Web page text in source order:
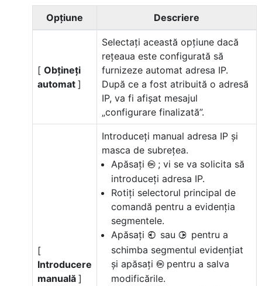
Opţiune Descriere
[ Obțineți
automat ]
Selectați această opțiune dacă
rețeaua este configurată să
furnizeze automat adresa IP.
După ce a fost atribuită o adresă
IP, va fi afișat mesajul
„configurare finalizată”.
[
Introducere
manuală ]
Introduceți manual adresa IP și
masca de subrețea.
Apăsați J ; vi se va solicita să
introduceți adresa IP.
Rotiți selectorul principal de
comandă pentru a evidenția
segmentele.
Apăsați 4 sau 2 pentru a
schimba segmentul evidențiat
și apăsați J pentru a salva
modificările.